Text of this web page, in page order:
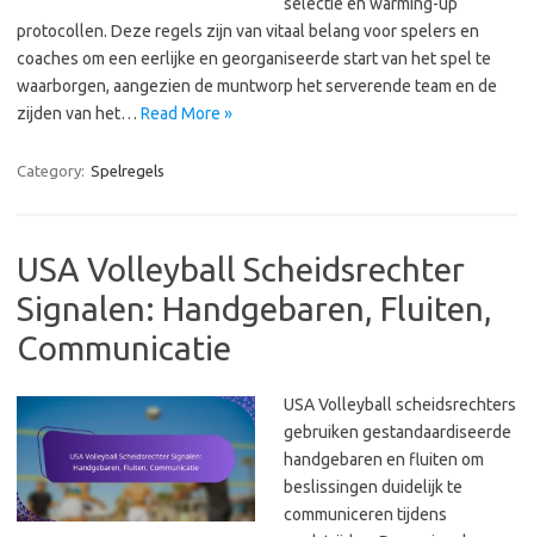
protocollen. Deze regels zijn van vitaal belang voor spelers en
coaches om een eerlijke en georganiseerde start van het spel te
waarborgen, aangezien de muntworp het serverende team en de
zijden van het… Read More »
Category: Spelregels
USA Volleyball Scheidsrechter
Signalen: Handgebaren, Fluiten,
Communicatie
USA Volleyball scheidsrechters
gebruiken gestandaardiseerde
handgebaren en fluiten om
beslissingen duidelijk te
communiceren tijdens